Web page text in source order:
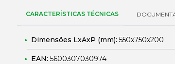
CARACTERÍSTICAS TÉCNICAS
Dimensões LxAxP (mm): 550x750x200
EAN: 5600307030974